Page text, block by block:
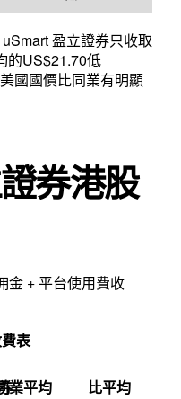
盈立證券只收取
的US$21.70低
國國價比同業有明顯
券港股
金 + 平台使用費收
表
業平均
比平均